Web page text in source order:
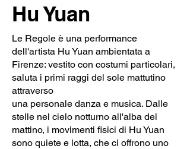
Hu Yuan
Le Regole è una performance
dell'artista Hu Yuan ambientata a
Firenze: vestito con costumi particolari,
saluta i primi raggi del sole mattutino
attraverso
una personale danza e musica. Dalle
stelle nel cielo notturno all'alba del
mattino, i movimenti fisici di Hu Yuan
sono quiete e lotta, che ci offrono uno